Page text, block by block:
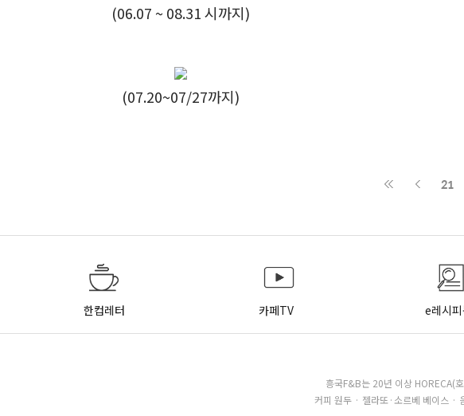
(06.07 ~ 08.31 시까지)
(07.20~07/27까지)
21
한컵레터 카페TV e레시
흥국F&B는 20년 이상 HORECA(
커피 원두 · 젤라또·소르베 베이스 ·